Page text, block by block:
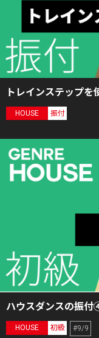
トレインステップを
HOUSE 振付
ハウスダンスの振
HOUSE 初級 #9/9